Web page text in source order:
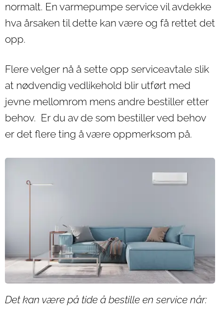
normalt. En varmepumpe service vil avdekke
hva årsaken til dette kan være og få rettet det
opp.
Flere velger nå å sette opp serviceavtale slik
at nødvendig vedlikehold blir utført med
jevne mellomrom mens andre bestiller etter
behov. Er du av de som bestiller ved behov
er det flere ting å være oppmerksom på.
Det kan være på tide å bestille en service når: